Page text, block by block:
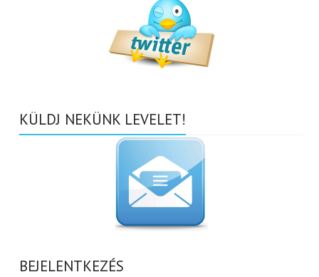
KÜLDJ NEKÜNK LEVELET!
BEJELENTKEZÉS